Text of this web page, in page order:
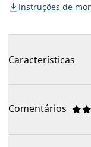
 Instruções de
Características
Comentários 

